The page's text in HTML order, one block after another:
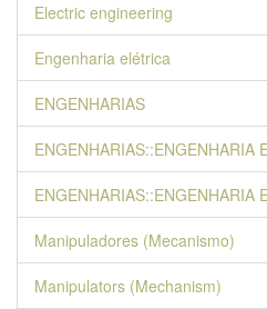
Electric engineering
Engenharia elétrica
ENGENHARIAS
ENGENHARIAS::ENGENHARIA
ENGENHARIAS::ENGENHARIA
Manipuladores (Mecanismo)
Manipulators (Mechanism)